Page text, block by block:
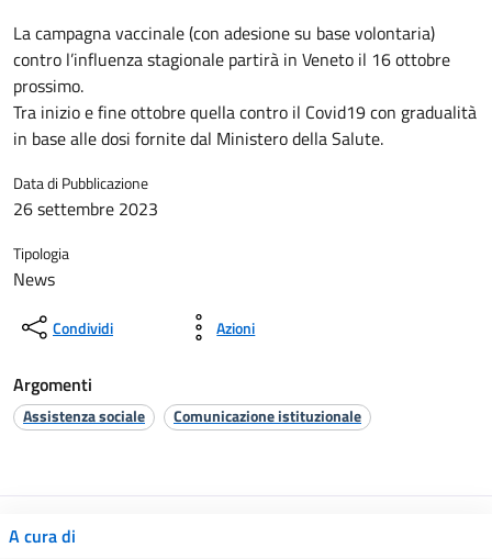
La campagna vaccinale (con adesione su base volontaria)
contro l’influenza stagionale partirà in Veneto il 16 ottobre
prossimo.
Tra inizio e fine ottobre quella contro il Covid19 con gradualità
in base alle dosi fornite dal Ministero della Salute.
Data di Pubblicazione
26 settembre 2023
Tipologia
News
Condividi Azioni
Argomenti
Assistenza sociale Comunicazione istituzionale
A cura di